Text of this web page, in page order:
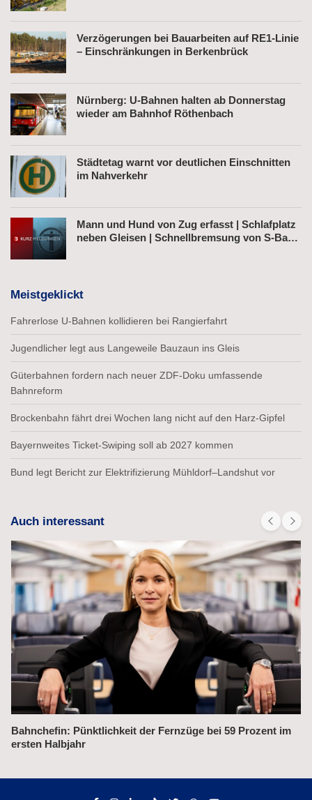
Verzögerungen bei Bauarbeiten auf RE1-Linie
– Einschränkungen in Berkenbrück
Nürnberg: U-Bahnen halten ab Donnerstag
wieder am Bahnhof Röthenbach
Städtetag warnt vor deutlichen Einschnitten
im Nahverkehr
Mann und Hund von Zug erfasst | Schlafplatz
neben Gleisen | Schnellbremsung von S-Bahn
Meistgeklickt
Fahrerlose U-Bahnen kollidieren bei Rangierfahrt
Jugendlicher legt aus Langeweile Bauzaun ins Gleis
Güterbahnen fordern nach neuer ZDF-Doku umfassende
Bahnreform
Brockenbahn fährt drei Wochen lang nicht auf den Harz-Gipfel
Bayernweites Ticket-Swiping soll ab 2027 kommen
Bund legt Bericht zur Elektrifizierung Mühldorf–Landshut vor
Auch interessant
Bahnchefin: Pünktlichkeit der Fernzüge bei 59 Prozent im
ersten Halbjahr